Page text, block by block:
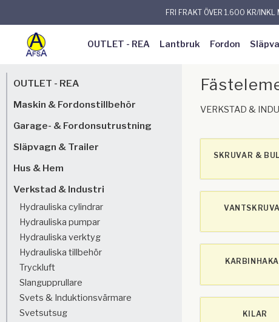
FRI FRAKT ÖVER 1.600 KR/INKL
OUTLET - REA Lantbruk Fordon
VERKSTAD &
SKRUVAR &
KILAR
OUTLET - REA
Maskin & Fordonstillbehör
Garage- & Fordonsutrustning
Släpvagn & Trailer
Hus & Hem
Verkstad & Industri
Hydrauliska cylindrar
Hydrauliska pumpar
Hydrauliska verktyg
Hydrauliska tillbehör
Tryckluft
Slangupprullare
Svets & Induktionsvärmare
Svetsutsug